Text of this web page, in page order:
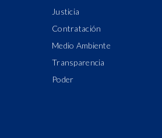
Justicia
Contratación
Medio Ambiente
Transparencia
Poder